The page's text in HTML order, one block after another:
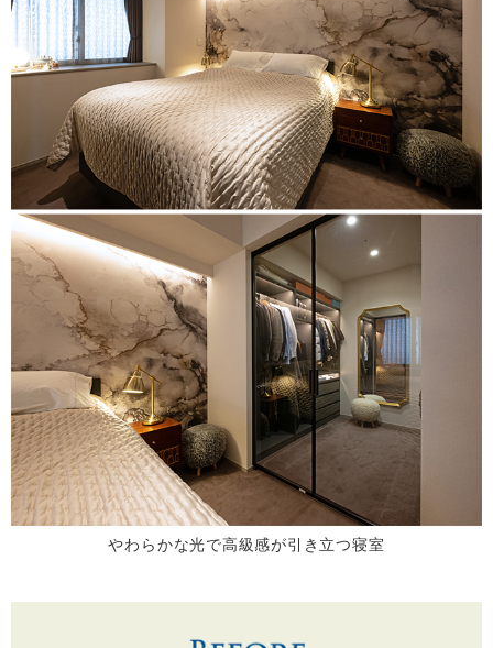
やわらかな光で高級感が引き立つ寝室